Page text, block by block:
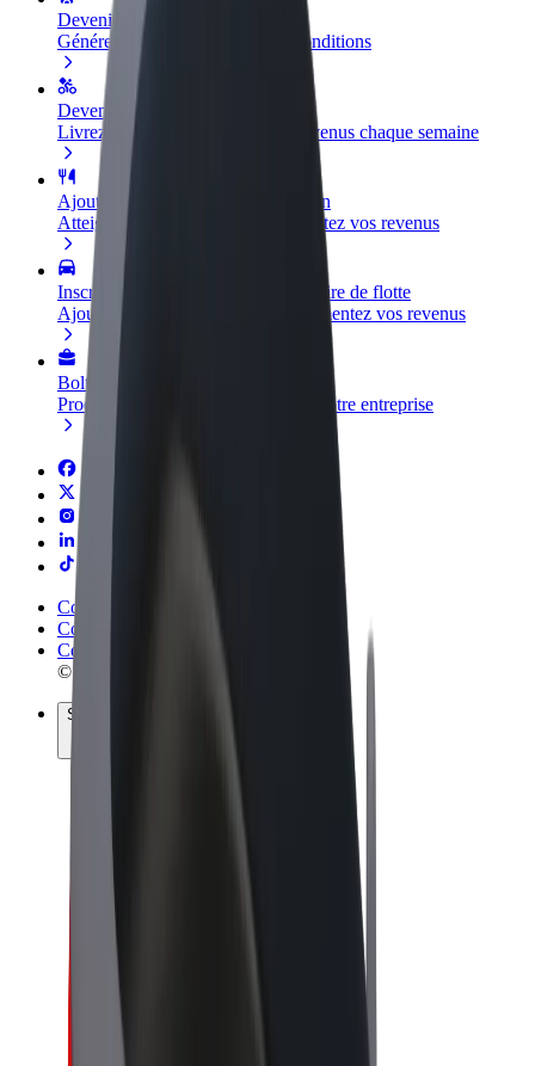
Devenir partenaire chauffeur
Générez des revenus selon vos conditions
Devenir livreur
Livrez des repas et générez des revenus chaque semaine
Ajouter un restaurant ou un magasin
Atteignez plus de clients et augmentez vos revenus
Inscrivez-vous en tant que propriétaire de flotte
Ajoutez votre flotte sur Bolt et augmentez vos revenus
Bolt for Business
Produits et services Bolt adaptés à votre entreprise
Conditions générales
Confidentialité
Cookies
© 2026 Bolt Technology OÜ
Services
Bolt Market
Bolt Food
Bolt Drive
Bolt for Business
Vélos électriques